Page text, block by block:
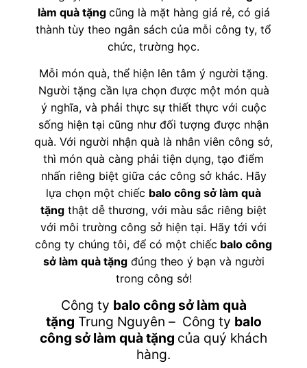
làm quà tặng cũng là mặt hàng giá rẻ, có giá
thành tùy theo ngân sách của mỗi công ty, tổ
chức, trường học.
Mỗi món quà, thể hiện lên tâm ý người tặng.
Người tặng cần lựa chọn được một món quà
ý nghĩa, và phải thực sự thiết thực với cuộc
sống hiện tại cũng như đối tượng được nhận
quà. Với người nhận quà là nhân viên công sở,
thì món quà càng phải tiện dụng, tạo điểm
nhấn riêng biệt giữa các công sở khác. Hãy
lựa chọn một chiếc balo công sở làm quà
tặng thật dễ thương, với màu sắc riêng biệt
với môi trường công sở hiện tại. Hãy tới với
công ty chúng tôi, để có một chiếc balo công
sở làm quà tặngđúng theo ý bạn và người
trong công sở!
Công ty balo công sở làm quà
tặng Trung Nguyên – Công ty balo
công sở làm quà tặng của quý khách
hàng.